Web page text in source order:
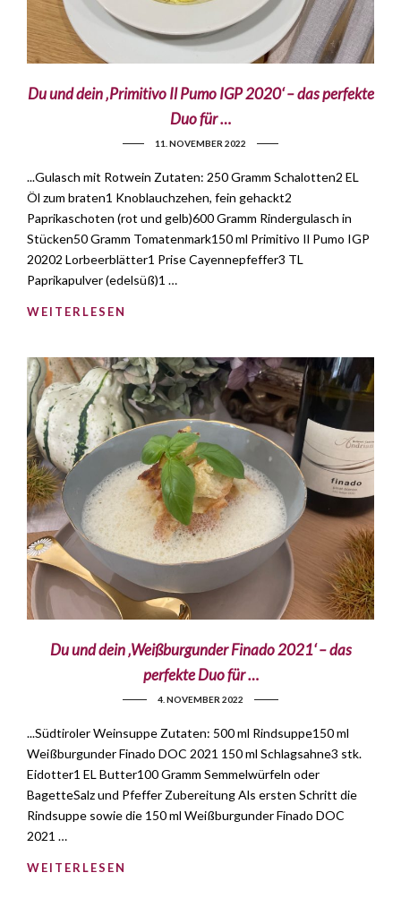
Du und dein ‚Primitivo Il Pumo IGP 2020‘ – das perfekte
Duo für …
11. NOVEMBER 2022
...Gulasch mit Rotwein Zutaten: 250 Gramm Schalotten2 EL
Öl zum braten1 Knoblauchzehen, fein gehackt2
Paprikaschoten (rot und gelb)600 Gramm Rindergulasch in
Stücken50 Gramm Tomatenmark150 ml Primitivo Il Pumo IGP
20202 Lorbeerblätter1 Prise Cayennepfeffer3 TL
Paprikapulver (edelsüß)1 …
WEITERLESEN
Du und dein ‚Weißburgunder Finado 2021‘ – das
perfekte Duo für …
4. NOVEMBER 2022
...Südtiroler Weinsuppe Zutaten: 500 ml Rindsuppe150 ml
Weißburgunder Finado DOC 2021 150 ml Schlagsahne3 stk.
Eidotter1 EL Butter100 Gramm Semmelwürfeln oder
BagetteSalz und Pfeffer Zubereitung Als ersten Schritt die
Rindsuppe sowie die 150 ml Weißburgunder Finado DOC
2021 …
WEITERLESEN